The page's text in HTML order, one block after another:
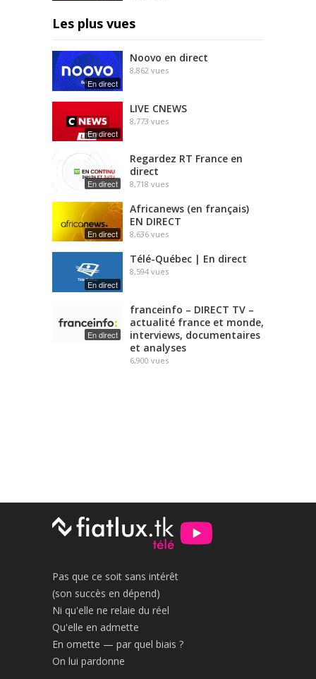
Les plus vues
En direct
Noovo en direct
8,862 vues
En direct
LIVE CNEWS
8,773 vues
En direct
Regardez RT France en
direct
8,718 vues
En direct
Africanews (en français)
EN DIRECT
8,636 vues
En direct
Télé-Québec | En direct
8,594 vues
En direct
franceinfo – DIRECT TV –
actualité france et monde,
interviews, documentaires
et analyses
6,900 vues
Pas que ce soit sans intérêt
(son succès en dépend)
Ni qu'elle ne relaie du réel
Qu'elle en admette
En omette — par quel biais ?
On lui pardonne